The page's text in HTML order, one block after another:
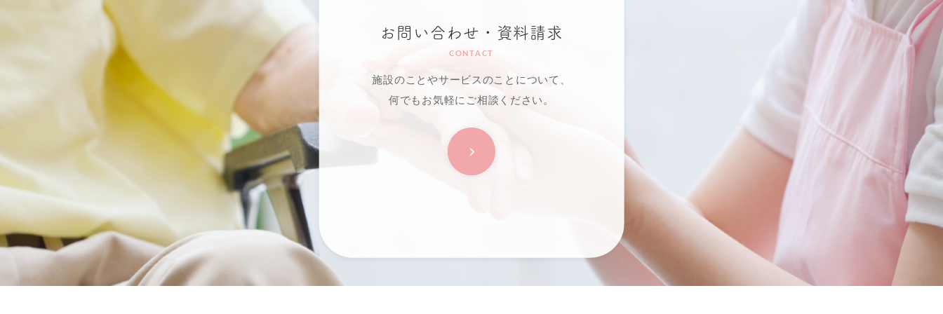
お問い合わせ・資料請求
CONTACT
施設のことやサービスのことについて、
何でもお気軽にご相談ください。